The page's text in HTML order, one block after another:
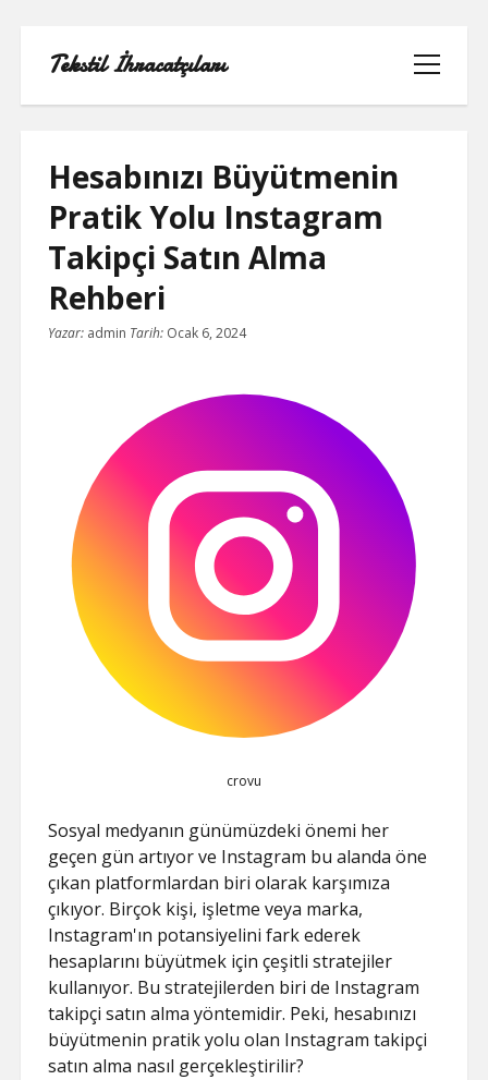
Tekstil İhracatçıları
menüyü
aç
1000 LINKEDIN TAKIPÇI HILESI
INSTAGRAM GIZLI HESAP GÖRME
SAYFA LISTESI
Hesabınızı Büyütmenin
Pratik Yolu Instagram
Takipçi Satın Alma
Rehberi
Yazar: admin Tarih: Ocak 6, 2024
crovu
Sosyal medyanın günümüzdeki önemi her
geçen gün artıyor ve Instagram bu alanda öne
çıkan platformlardan biri olarak karşımıza
çıkıyor. Birçok kişi, işletme veya marka,
Instagram'ın potansiyelini fark ederek
hesaplarını büyütmek için çeşitli stratejiler
kullanıyor. Bu stratejilerden biri de Instagram
takipçi satın alma yöntemidir. Peki, hesabınızı
büyütmenin pratik yolu olan Instagram takipçi
satın alma nasıl gerçekleştirilir?